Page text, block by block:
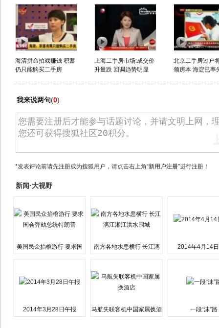
海清拼命拍戏赚钱 积蓄
仍只能购买二手房
上海二手房市场:成交价
升量跌 回调趋势明显
北京二手房过户
领房本 海淀已率
我来说两句(0)
*发表评论前请先注册成为搜狐用户，请点击右上角“新用户注册”进行注册！
新闻·大视野
美国民众抬棺游行 要求国
南方各地水患横行 长江漓
2014年4月14
2014年3月28日午报
马航失联客机中国家属换酒
一段“沫”路